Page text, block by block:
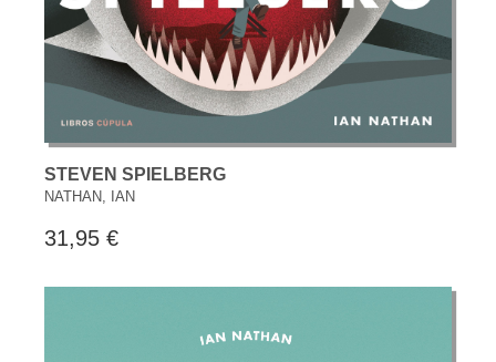
STEVEN SPIELBERG
NATHAN, IAN
31,95 €